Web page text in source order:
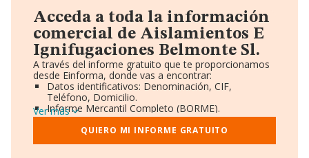
Acceda a toda la información
comercial de Aislamientos E
Ignifugaciones Belmonte Sl.
A través del informe gratuito que te proporcionamos
desde Einforma, donde vas a encontrar:
Datos identificativos: Denominación, CIF,
Teléfono, Domicilio.
Informe Mercantil Completo (BORME).
Gráficos de Evolución Ventas y Empleados.
Consejo de Administración y Administradores.
Directivos y Ejecutivos.
Ver más
QUIERO MI INFORME GRATUITO